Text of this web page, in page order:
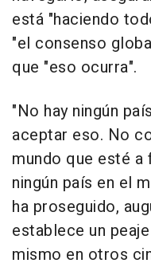
está "haciendo
"el consenso
que "eso ocurra".
"No hay ningún
aceptar eso. No
mundo que esté a
ningún país en el
ha proseguido,
establece un
mismo en otros